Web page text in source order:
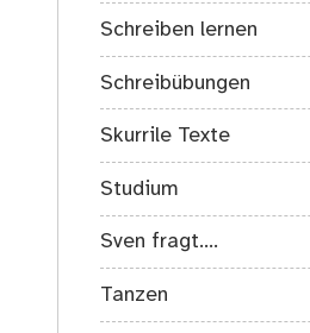
Schreiben lernen
Schreibübungen
Skurrile Texte
Studium
Sven fragt….
Tanzen